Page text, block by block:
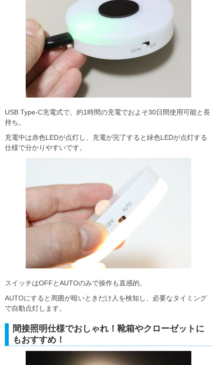
USB Type-C充電式で、約1時間の充電でおよそ30日間使用可能と長
持ち。
充電中は赤色LEDが点灯し、充電が完了すると緑色LEDが点灯する
仕様で分かりやすいです。
スイッチはOFFとAUTOのみで操作も直感的。
AUTOにすると周囲が暗いときだけ人を検知し、必要なタイミング
で自動点灯します。
間接照明仕様でおしゃれ！靴箱やクローゼットに
もおすすめ！